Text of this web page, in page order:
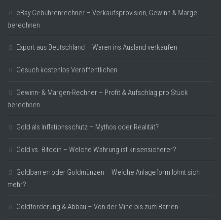
eBay Gebührenrechner – Verkaufsprovision, Gewinn & Marge
berechnen
Export aus Deutschland – Waren ins Ausland verkaufen
Gesuch kostenlos Veröffentlichen
Gewinn- & Margen-Rechner – Profit & Aufschlag pro Stück
berechnen
Gold als Inflationsschutz – Mythos oder Realität?
Gold vs. Bitcoin – Welche Währung ist krisensicherer?
Goldbarren oder Goldmünzen – Welche Anlageform lohnt sich
mehr?
Goldförderung & Abbau – Von der Mine bis zum Barren